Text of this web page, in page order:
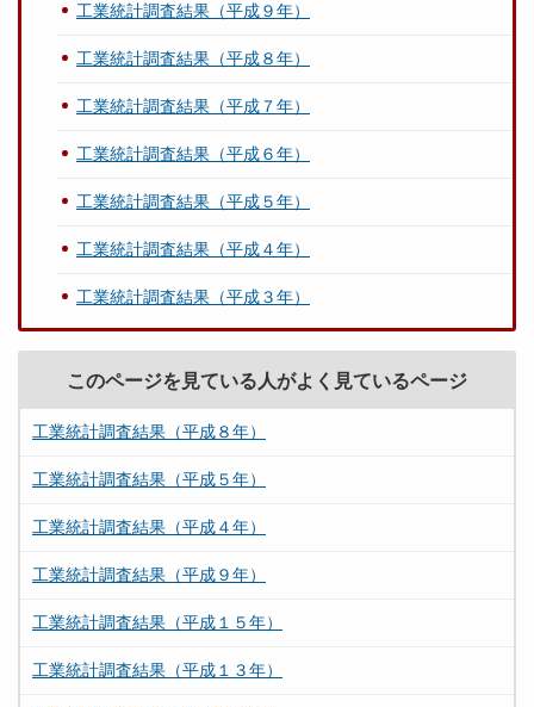
工業統計調査結果（平成９年）
工業統計調査結果（平成８年）
工業統計調査結果（平成７年）
工業統計調査結果（平成６年）
工業統計調査結果（平成５年）
工業統計調査結果（平成４年）
工業統計調査結果（平成３年）
このページを見ている人がよく見ているページ
工業統計調査結果（平成８年）
工業統計調査結果（平成５年）
工業統計調査結果（平成４年）
工業統計調査結果（平成９年）
工業統計調査結果（平成１５年）
工業統計調査結果（平成１３年）